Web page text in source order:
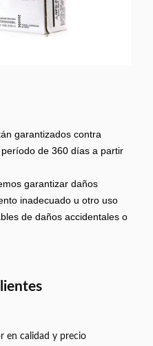
garantizados contra
de 360 días a partir
garantizar daños
inadecuado u otro uso
de daños accidentales o
en calidad y precio